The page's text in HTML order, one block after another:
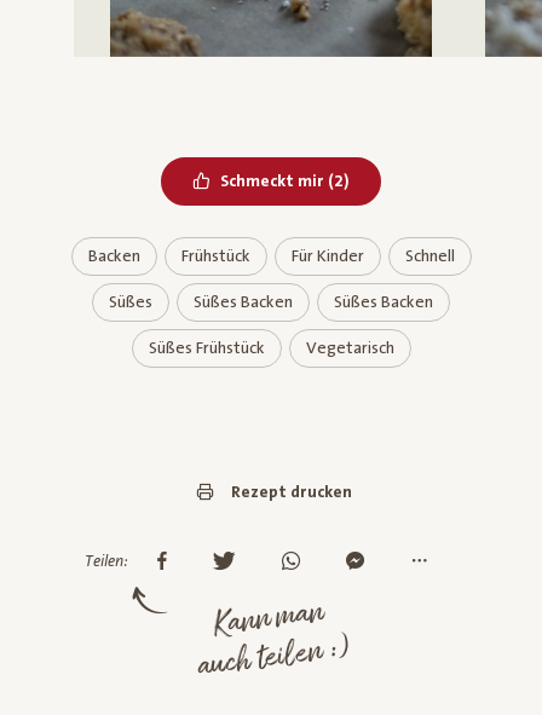
Schmeckt mir Bereits geliked
(2)
Backen Frühstück Für Kinder Schnell
Süßes Süßes Backen Süßes Backen
Süßes Frühstück Vegetarisch
Rezept drucken
Teilen:
Kann man
auch teilen :)